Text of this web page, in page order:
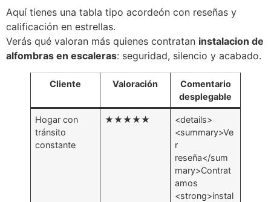
Aquí tienes una tabla tipo acordeón con reseñas y
calificación en estrellas.
Verás qué valoran más quienes contratan instalacion de
alfombras en escaleras: seguridad, silencio y acabado.
Cliente Valoración
Comentario
desplegable
Hogar con
tránsito
constante
★★★★★
<details>
<summary>Ve
r
reseña</sum
mary>Contrat
amos
<strong>instal